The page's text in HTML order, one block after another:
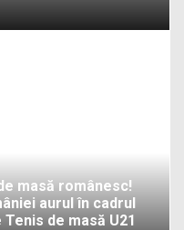
masă românesc!
aurul în cadrul
de masă U21